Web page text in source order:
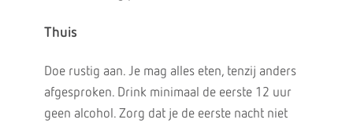
Thuis
Doe rustig aan. Je mag alles eten, tenzij anders
afgesproken. Drink minimaal de eerste 12 uur
geen alcohol. Zorg dat je de eerste nacht niet